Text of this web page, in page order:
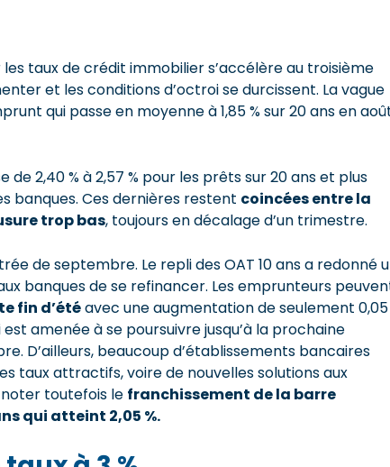
taux de crédit immobilier s’accélère au troisième
et les conditions d’octroi se durcissent. La vague
qui passe en moyenne à 1,85 % sur 20 ans en
de 2,40 % à 2,57 % pour les prêts sur 20 ans et plus
banques. Ces dernières restent coincées entre la
trop bas, toujours en décalage d’un trimestre.
de septembre. Le repli des OAT 10 ans a redonné
banques de se refinancer. Les emprunteurs
fin d’étéavec une augmentation de seulement 0,05
amenée à se poursuivre jusqu’à la prochaine
D’ailleurs, beaucoup d’établissements bancaires
taux attractifs, voire de nouvelles solutions aux
toutefois le franchissement de la barre
qui atteint 2,05 %.